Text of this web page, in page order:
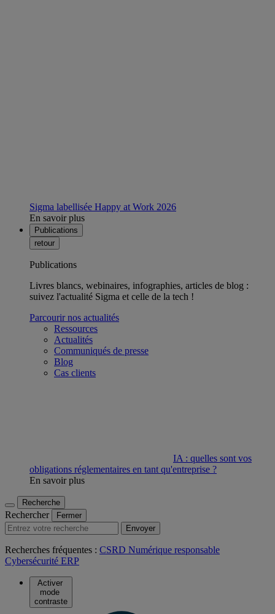
Sigma labellisée Happy at Work 2026
En savoir plus
Publications
retour
Publications
Livres blancs, webinaires, infographies, articles de blog :
suivez l'actualité Sigma et celle de la tech !
Parcourir nos actualités
Ressources
Actualités
Communiqués de presse
Blog
Cas clients
IA : quelles sont vos
obligations réglementaires en tant qu'entreprise ?
En savoir plus
Recherche
Rechercher
Fermer
Envoyer
Recherches fréquentes : CSRD Numérique responsable
Cybersécurité ERP
Activer
mode
contraste